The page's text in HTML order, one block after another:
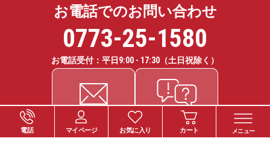
お電話でのお問い合わせ
0773-25-1580
お電話受付：平日 9:00 - 17:30 （土日祝除く）
電話 マイページ お気に入り カート メニュー